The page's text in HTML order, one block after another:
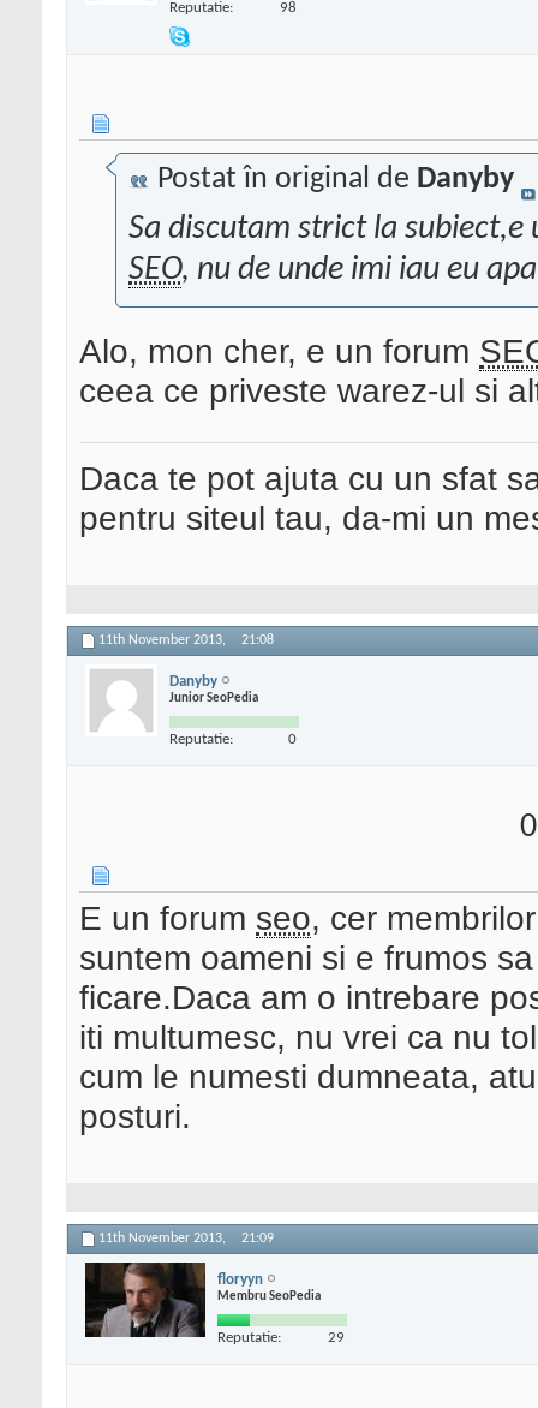
Reputatie: 98
Postat în original de Danyby
Sa discutam strict la subiect,e
SEO, nu de unde imi iau eu
Alo, mon cher, e un forum
ceea ce priveste warez-ul si
Daca te pot ajuta cu un sfat
pentru siteul tau, da-mi un
11th November 2013, 21:08
Danyby
Junior SeoPedia
Reputatie: 0
E un forum seo, cer
suntem oameni si e frumos
ficare.Daca am o intrebare
iti multumesc, nu vrei ca nu
cum le numesti dumneata,
posturi.
11th November 2013, 21:09
floryyn
Membru SeoPedia
Reputatie: 29